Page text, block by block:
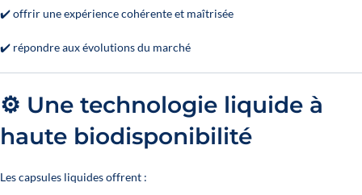
✔️ offrir une expérience cohérente et maîtrisée
✔️ répondre aux évolutions du marché
⚙️ Une technologie liquide à
haute biodisponibilité
Les capsules liquides offrent :